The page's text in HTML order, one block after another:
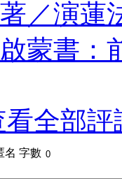
／演蓮
蒙書
看全部評
名 字數